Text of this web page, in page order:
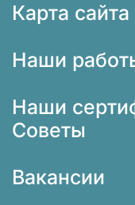
Карта сайта
Наши
Наши
Советы
Вакансии